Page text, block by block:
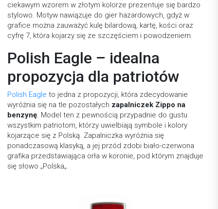
ciekawym wzorem w złotym kolorze prezentuje się bardzo
stylowo. Motyw nawiązuje do gier hazardowych, gdyż w
grafice można zauważyć kulę bilardową, kartę, kości oraz
cyfrę 7, która kojarzy się ze szczęściem i powodzeniem.
Polish Eagle – idealna
propozycja dla patriotów
Polish Eagle to jedna z propozycji, która zdecydowanie
wyróżnia się na tle pozostałych zapalniczek Zippo na
benzynę. Model ten z pewnością przypadnie do gustu
wszystkim patriotom, którzy uwielbiają symbole i kolory
kojarzące się z Polską. Zapalniczka wyróżnia się
ponadczasową klasyką, a jej przód zdobi biało-czerwona
grafika przedstawiająca orła w koronie, pod którym znajduje
się słowo „Polska„.